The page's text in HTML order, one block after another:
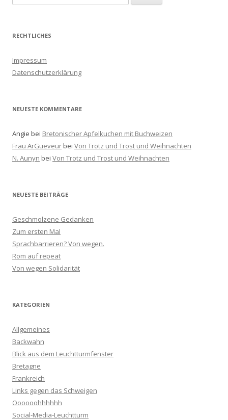
u
RECHTLICHES
Impressum
Datenschutzerklärung
NEUESTE KOMMENTARE
Angie bei Bretonischer Apfelkuchen mit Buchweizen
Frau ArGueveurbei Von Trotz und Trost und Weihnachten
N. Aunyn bei Von Trotz und Trost und Weihnachten
NEUESTE BEITRÄGE
Geschmolzene Gedanken
Zum ersten Mal
Sprachbarrieren? Von wegen.
Rom auf repeat
Von wegen Solidarität
KATEGORIEN
Allgemeines
Backwahn
Blick aus dem Leuchtturmfenster
Bretagne
Frankreich
Links gegen das Schweigen
Oooooohhhhhh
Social-Media-Leuchtturm